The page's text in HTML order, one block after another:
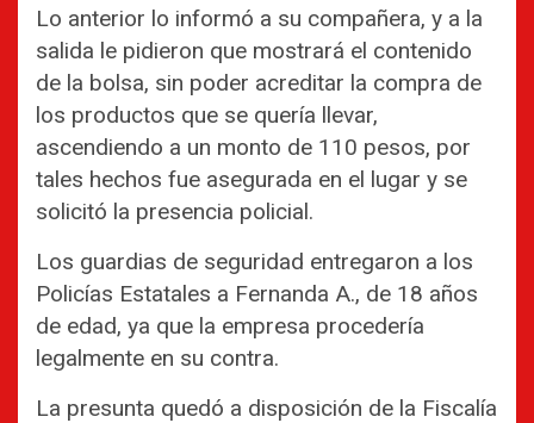
Lo anterior lo informó a su compañera, y a la
salida le pidieron que mostrará el contenido
de la bolsa, sin poder acreditar la compra de
los productos que se quería llevar,
ascendiendo a un monto de 110 pesos, por
tales hechos fue asegurada en el lugar y se
solicitó la presencia policial.
Los guardias de seguridad entregaron a los
Policías Estatales a Fernanda A., de 18 años
de edad, ya que la empresa procedería
legalmente en su contra.
La presunta quedó a disposición de la Fiscalía